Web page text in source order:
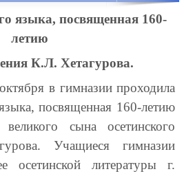
языка, посвященная 160-
летию
К.Л. Хетагурова.
в гимназии проходила
посвященная 160-летию
сына осетинского
Учащиеся гимназии
осетинской литературы г.